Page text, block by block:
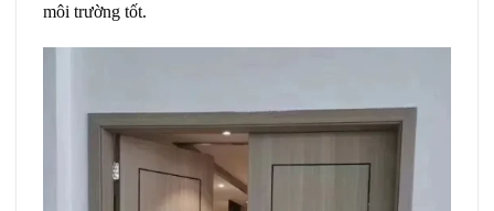
môi trường tốt.